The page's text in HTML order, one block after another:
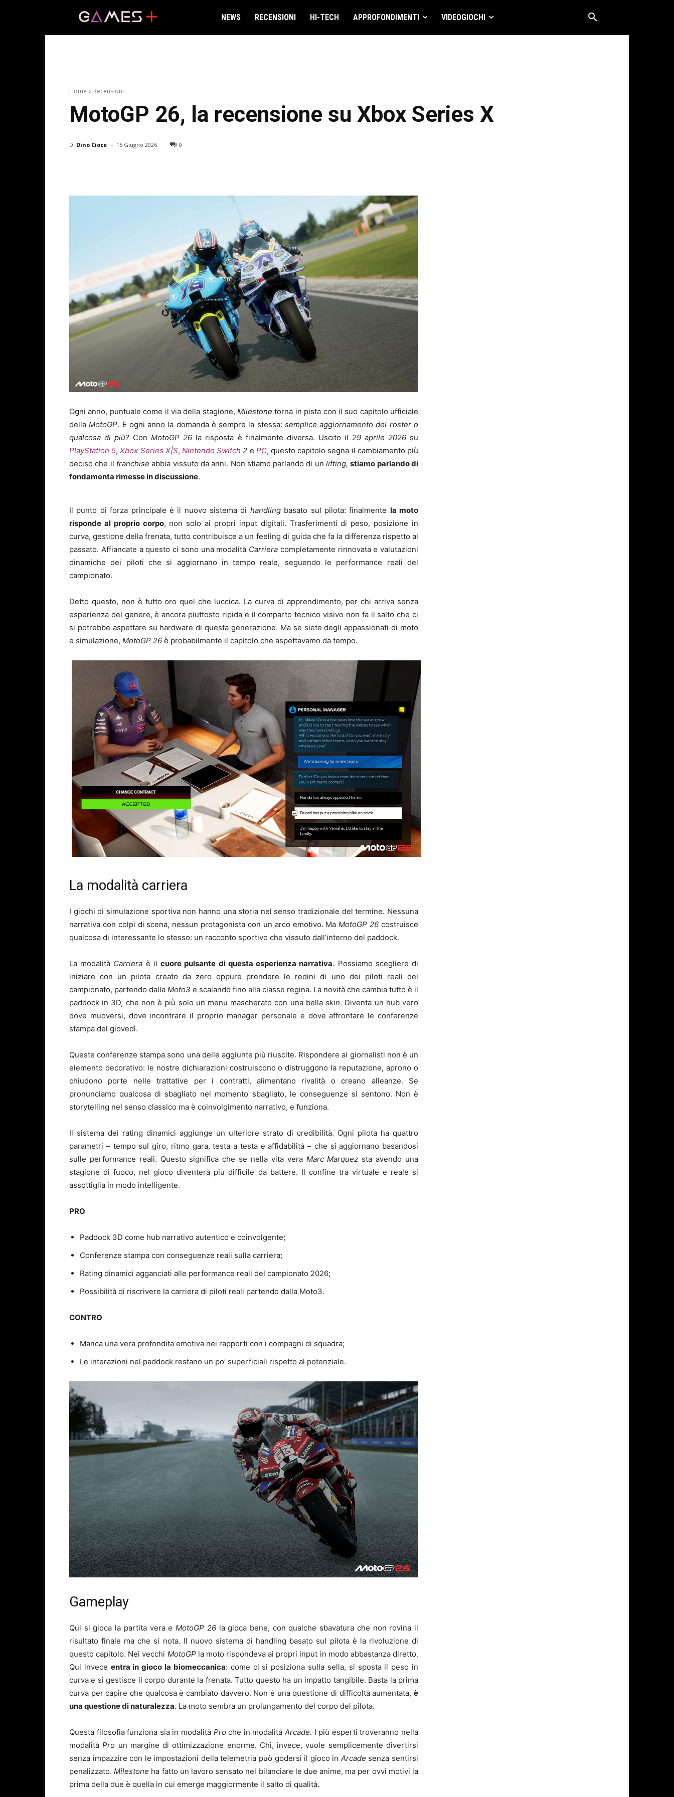
NEWS RECENSIONI HI-TECH APPROFONDIMENTI VIDEOGIOCHI
Home Recensioni
MotoGP 26, la recensione su Xbox Series X
Di Dino Cioce - 15 Giugno 2026 0
Ogni anno, puntuale come il via della stagione, Milestone torna in pista con il suo capitolo ufficiale
dellaMotoGP. E ogni anno la domanda è sempre la stessa: semplice aggiornamento del roster o
qualcosa di più? ConMotoGP 26 la risposta è finalmente diversa. Uscito il 29 aprile 2026su
PlayStation 5,Xbox Series X|S,Nintendo Switch 2 e PC, questo capitolo segna il cambiamento più
deciso che il franchise abbia vissuto da anni. Non stiamo parlando di unlifting,stiamo parlando di
fondamenta rimesse in discussione.
Il punto di forza principale è il nuovo sistema di handlingbasato sul pilota: finalmente la moto
risponde al proprio corpo, non solo ai propri input digitali. Trasferimenti di peso, posizione in
curva, gestione della frenata, tutto contribuisce a un feeling di guida che fa la differenza rispetto al
passato. Affiancate a questo ci sono una modalità Carriera completamente rinnovata e valutazioni
dinamiche dei piloti che si aggiornano in tempo reale, seguendo le performance reali del
campionato.
Detto questo, non è tutto oro quel che luccica. La curva di apprendimento, per chi arriva senza
esperienza del genere, è ancora piuttosto ripida e il comparto tecnico visivo non fa il salto che ci
si potrebbe aspettare su hardware di questa generazione. Ma se siete degli appassionati di moto
e simulazione, MotoGP 26 è probabilmente il capitolo che aspettavamo da tempo.
La modalità carriera
I giochi di simulazione sportiva non hanno una storia nel senso tradizionale del termine. Nessuna
narrativa con colpi di scena, nessun protagonista con un arco emotivo. MaMotoGP 26 costruisce
qualcosa di interessante lo stesso: un racconto sportivo che vissuto dall’interno del paddock.
La modalità Carriera è ilcuore pulsante di questa esperienza narrativa. Possiamo scegliere di
iniziare con un pilota creato da zero oppure prendere le redini di uno dei piloti reali del
campionato, partendo dalla Moto3 e scalando fino alla classe regina. La novità che cambia tutto è il
paddock in 3D, che non è più solo un menu mascherato con una bellaskin. Diventa un hub vero
dove muoversi, dove incontrare il proprio manager personale e dove affrontare le conferenze
stampa del giovedì.
Queste conferenze stampa sono una delle aggiunte più riuscite. Rispondere ai giornalisti non è un
elemento decorativo: le nostre dichiarazioni costruiscono o distruggono la reputazione, aprono o
chiudono porte nelle trattative per i contratti, alimentano rivalità o creano alleanze. Se
pronunciamo qualcosa di sbagliato nel momento sbagliato, le conseguenze si sentono. Non è
storytelling nel senso classico ma è coinvolgimento narrativo, e funziona.
Il sistema dei rating dinamici aggiunge un ulteriore strato di credibilità. Ogni pilota ha quattro
parametri – tempo sul giro, ritmo gara, testa a testa e affidabilità – che si aggiornano basandosi
sulle performance reali. Questo significa che se nella vita vera Marc Marquez sta avendo una
stagione di fuoco, nel gioco diventerà più difficile da battere. Il confine tra virtuale e reale si
assottiglia in modo intelligente.
PRO
Paddock 3D come hub narrativo autentico e coinvolgente;
Conferenze stampa con conseguenze reali sulla carriera;
Rating dinamici agganciati alle performance reali del campionato 2026;
Possibilità di riscrivere la carriera di piloti reali partendo dalla Moto3.
CONTRO
Manca una vera profondita emotiva nei rapporti con i compagni di squadra;
Le interazioni nel paddock restano un po’ superficiali rispetto al potenziale.
Gameplay
Qui si gioca la partita vera eMotoGP 26la gioca bene, con qualche sbavatura che non rovina il
risultato finale ma che si nota. Il nuovo sistema di handling basato sul pilota è la rivoluzione di
questo capitolo. Nei vecchi MotoGPla moto rispondeva ai propri input in modo abbastanza diretto.
Qui invece entra in gioco la biomeccanica: come ci si posiziona sulla sella, si sposta il peso in
curva e si gestisce il corpo durante la frenata. Tutto questo ha un impatto tangibile. Basta la prima
curva per capire che qualcosa è cambiato davvero. Non è una questione di difficoltà aumentata, è
una questione di naturalezza. La moto sembra un prolungamento del corpo del pilota.
Questa filosofia funziona sia in modalità Proche in modalitàArcade. I più esperti troveranno nella
modalitàPro un margine di ottimizzazione enorme. Chi, invece, vuole semplicemente divertirsi
senza impazzire con le impostazioni della telemetria può godersi il gioco in Arcade senza sentirsi
penalizzato.Milestone ha fatto un lavoro sensato nel bilanciare le due anime, ma per ovvi motivi la
prima della due è quella in cui emerge maggiormente il salto di qualità.